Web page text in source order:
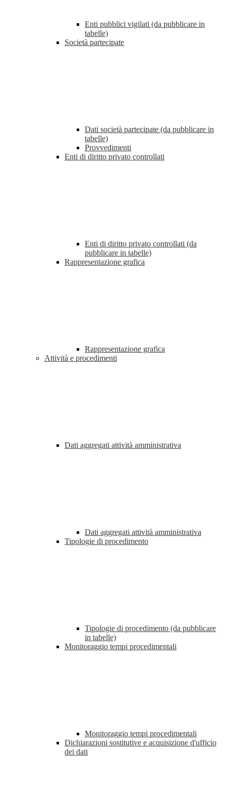
Enti pubblici vigilati (da pubblicare in
tabelle)
Società partecipate
Dati società partecipate (da pubblicare in
tabelle)
Provvedimenti
Enti di diritto privato controllati
Enti di diritto privato controllati (da
pubblicare in tabelle)
Rappresentazione grafica
Rappresentazione grafica
Attività e procedimenti
Dati aggregati attività amministrativa
Dati aggregati attività amministrativa
Tipologie di procedimento
Tipologie di procedimento (da pubblicare
in tabelle)
Monitoraggio tempi procedimentali
Monitoraggio tempi procedimentali
Dichiarazioni sostitutive e acquisizione d'ufficio
dei dati